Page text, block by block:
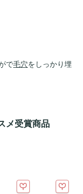
で毛穴をしっかり埋
メ受賞商品